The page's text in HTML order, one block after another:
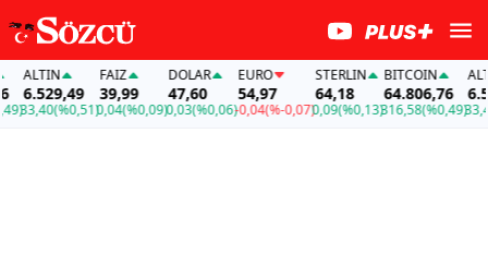
ALTIN
6.529,49
33,40(%0,51)
FAİZ
39,99
0,04(%0,09)
DOLAR
47,60
0,03(%0,06)
EURO
54,97
-0,04(%-0,07)
STERLIN
64,18
0,09(%0,13)
BITCOIN
64.806,76
316,58(%0,49)
ALTIN
33,40